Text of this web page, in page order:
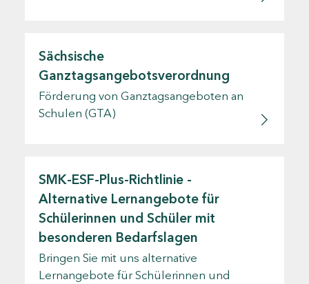
Sächsische
Ganztagsangebotsverordnung
Förderung von Ganztagsangeboten an
Schulen (GTA)
SMK-ESF-Plus-Richtlinie -
Alternative Lernangebote für
Schülerinnen und Schüler mit
besonderen Bedarfslagen
Bringen Sie mit uns alternative
Lernangebote für Schülerinnen und